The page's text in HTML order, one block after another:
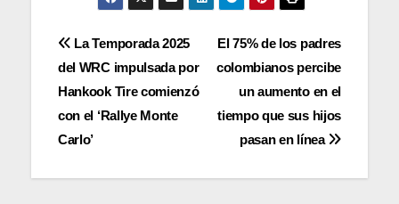
Navegación
de
entradas
El 75% de los padres
colombianos percibe
un aumento en el
tiempo que sus hijos
pasan en línea
La Temporada 2025
del WRC impulsada por
Hankook Tire comienzó
con el ‘Rallye Monte
Carlo’